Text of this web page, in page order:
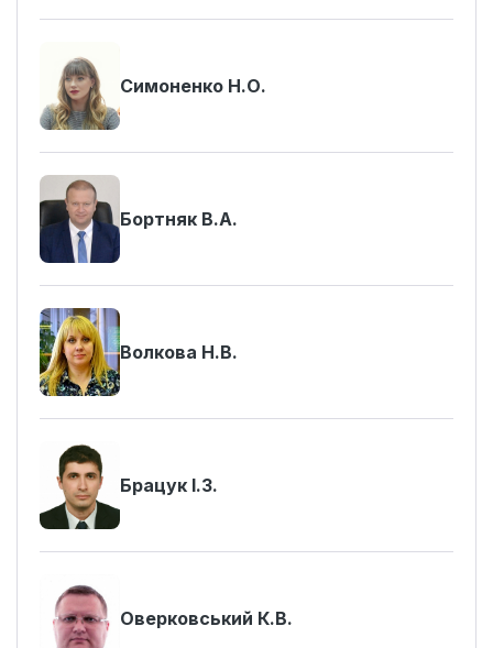
Симоненко Н.О.
Бортняк В.А.
Волкова Н.В.
Брацук І.З.
Оверковський К.В.